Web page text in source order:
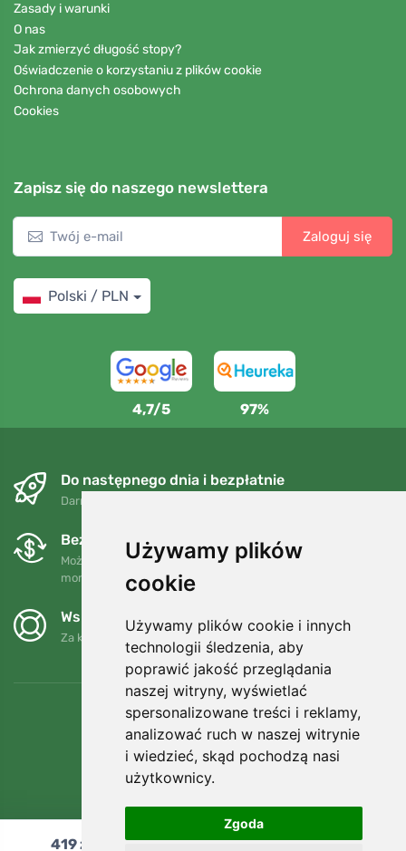
Używamy plików
cookie
Używamy plików cookie i innych
technologii śledzenia, aby
poprawić jakość przeglądania
naszej witryny, wyświetlać
spersonalizowane treści i reklamy,
analizować ruch w naszej witrynie
i wiedzieć, skąd pochodzą nasi
użytkownicy.
Zgoda
Zasady i warunki
O nas
Jak zmierzyć długość stopy?
Oświadczenie o korzystaniu z plików cookie
Ochrona danych osobowych
Cookies
Zapisz się do naszego newslettera
Zaloguj się
Polski / PLN
4,7/5 97%
Do następnego dnia i bezpłatnie
Darmowa wysyłka dla zamówień powyżej 250 PLN
Bezpłatne wymiany i zwroty
Możesz zwrócić lub wymienić swoje zamówienie w dowolnym
momencie w ciągu 90 dni.
Wspieramy Trees.org
Za każde zamówienie sadzimy drzewo! Czytaj więcej
419zł Dodaj do koszyka